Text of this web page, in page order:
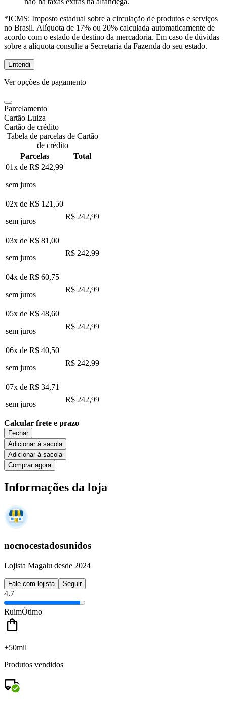
*ICMS: Imposto estadual sobre a circulação de produtos e serviços
no Brasil. Alíquota de 17% ou 20% calculada automaticamente de
acordo com o estado de destino da mercadoria. Em caso de dúvidas
sobre a alíquota consulte a Secretaria da Fazenda do seu estado.
Entendi
Ver opções de pagamento
Parcelamento
Cartão Luiza
Cartão de crédito
Tabela de parcelas de Cartão
de crédito
Parcelas
Total
01x de R$ 242,99
sem juros
02x de R$ 121,50
sem juros
R$ 242,99
03x de R$ 81,00
sem juros
R$ 242,99
04x de R$ 60,75
sem juros
R$ 242,99
05x de R$ 48,60
sem juros
R$ 242,99
06x de R$ 40,50
sem juros
R$ 242,99
07x de R$ 34,71
sem juros
R$ 242,99
Calcular frete e prazo
Fechar
Adicionar à sacola
Adicionar à sacola
Comprar agora
Informações da loja
nocnocestadosunidos
Lojista Magalu desde 2024
Fale com lojista Seguir
4.7
RuimÓtimo
+50mil
Produtos vendidos